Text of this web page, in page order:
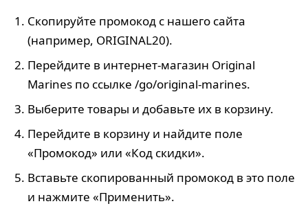
Скопируйте промокод с нашего сайта
(например, ORIGINAL20).
Перейдите в интернет-магазин Original
Marines по ссылке /go/original-marines.
Выберите товары и добавьте их в корзину.
Перейдите в корзину и найдите поле
«Промокод» или «Код скидки».
Вставьте скопированный промокод в это поле
и нажмите «Применить».